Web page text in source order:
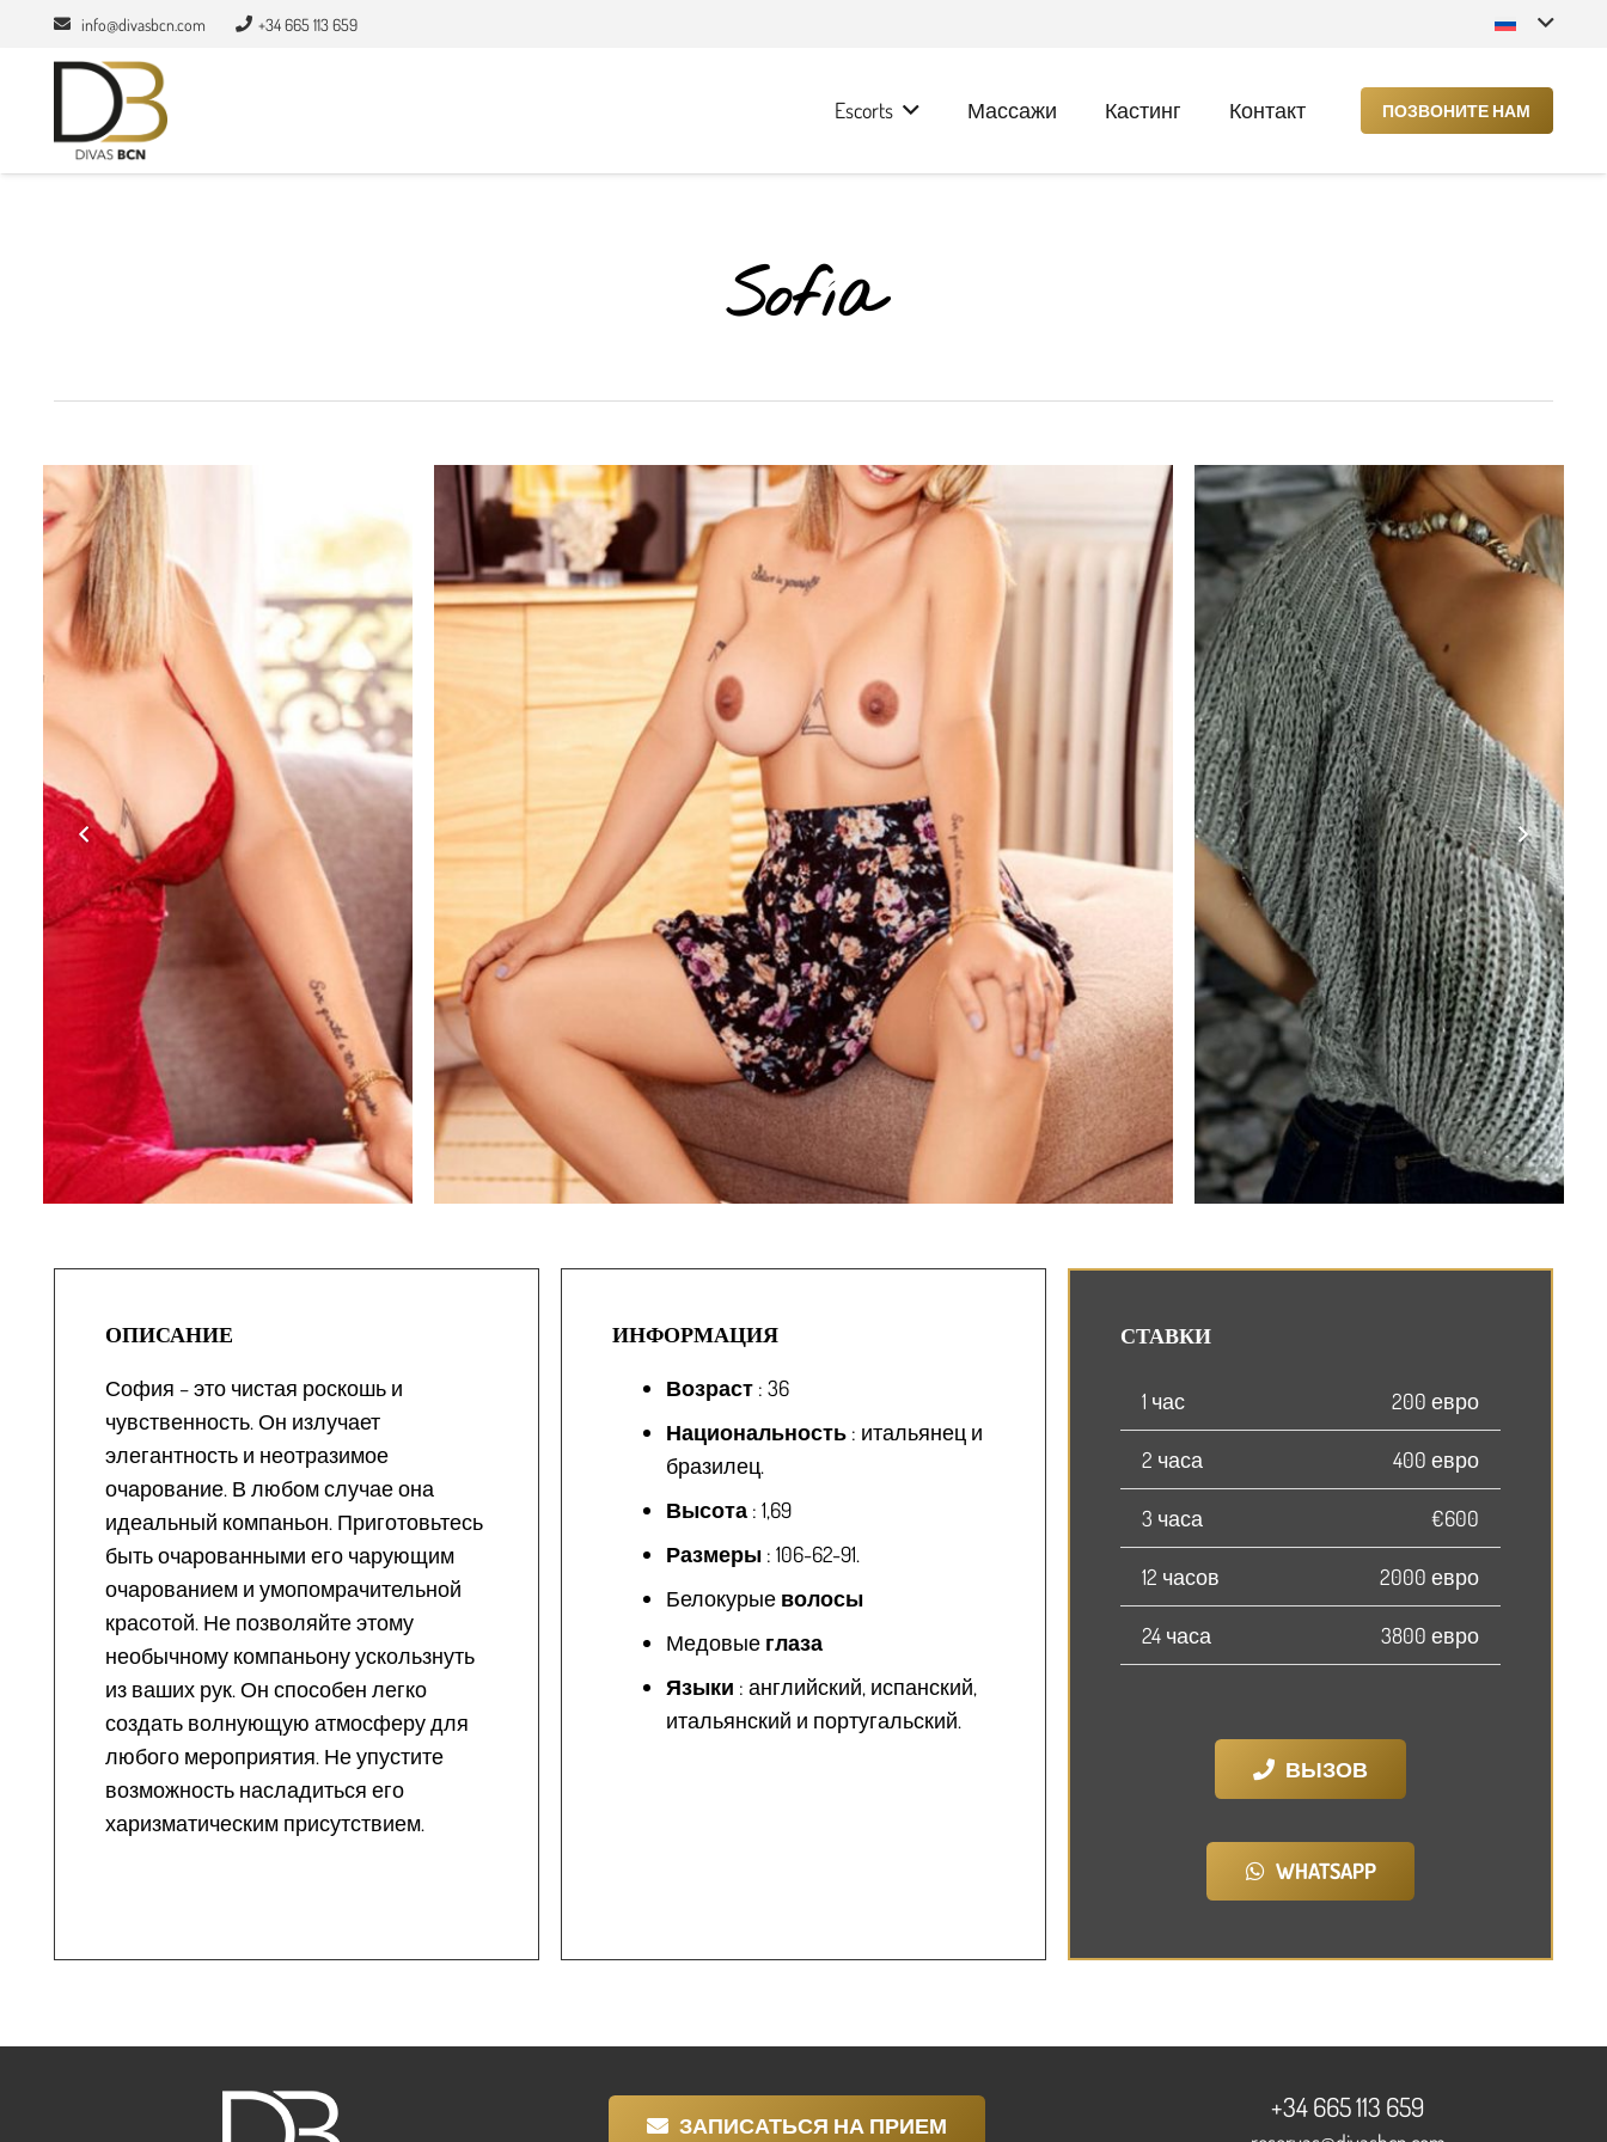
info@divasbcn.com +34 665 113 659
Escorts Массажи Кастинг Контакт ПОЗВОНИТЕ НАМ
Sofía
ОПИСАНИЕ
София – это чистая роскошь и
чувственность. Он излучает
элегантность и неотразимое
очарование. В любом случае она
идеальный компаньон. Приготовьтесь
быть очарованными его чарующим
очарованием и умопомрачительной
красотой. Не позволяйте этому
необычному компаньону ускользнуть
из ваших рук. Он способен легко
создать волнующую атмосферу для
любого мероприятия. Не упустите
возможность насладиться его
харизматическим присутствием.
ИНФОРМАЦИЯ
Возраст : 36
Национальность : итальянец и
бразилец.
Высота : 1,69
Размеры : 106-62-91.
Белокурые волосы
Медовые глаза
Языки : английский, испанский,
итальянский и португальский.
СТАВКИ
1 час 200 евро
2 часа 400 евро
3 часа €600
12 часов 2000 евро
24 часа 3800 евро
ВЫЗОВ
WHATSAPP
ЗАПИСАТЬСЯ НА ПРИЕМ
+34 665 113 659